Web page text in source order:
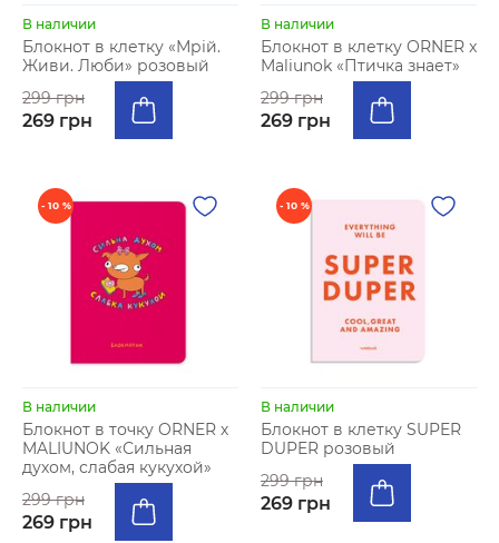
В наличии
Блокнот в клетку «Мрій.
Живи. Люби» розовый
299 грн
269 грн
В наличии
Блокнот в клетку ORNER x
Maliunok «Птичка знает»
299 грн
269 грн
- 10 %
В наличии
Блокнот в точку ORNER х
MALIUNOK «Сильная
духом, слабая кукухой»
299 грн
269 грн
- 10 %
В наличии
Блокнот в клетку SUPER
DUPER розовый
299 грн
269 грн